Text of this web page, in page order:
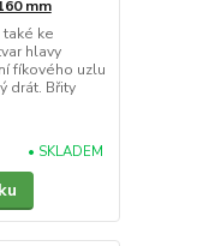
mm
ke
hlavy
fíkového uzlu
drát. Břity
• SKLADEM